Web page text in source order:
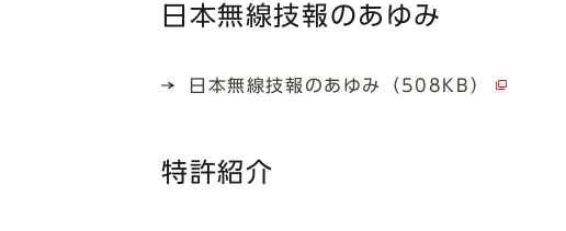
日本無線技報のあゆみ
日本無線技報のあゆみ（508KB）
特許紹介